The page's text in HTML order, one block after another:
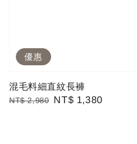
優惠
混毛料細直紋長褲
Regular
NT$ 2,980 Sale
NT$ 1,380